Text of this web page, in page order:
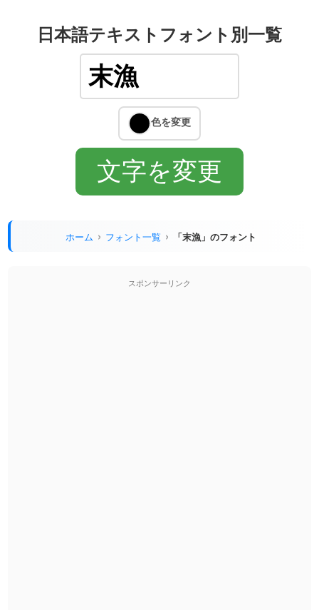
日本語テキストフォント別一覧
ホーム フォント一覧 「末漁」のフォント
スポンサーリンク